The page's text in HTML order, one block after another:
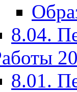
8.04.
8.01.